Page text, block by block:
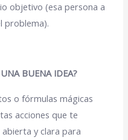
objetivo (esa persona a
problema).
BUENA IDEA?
o fórmulas mágicas
acciones que te
y clara para